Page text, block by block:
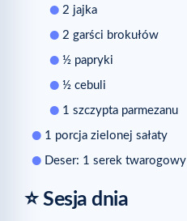
2 jajka
2 garści brokułów
½ papryki
½ cebuli
1 szczypta parmezanu
1 porcja zielonej sałaty
Deser: 1 serek twarogowy
⭐ Sesja dnia